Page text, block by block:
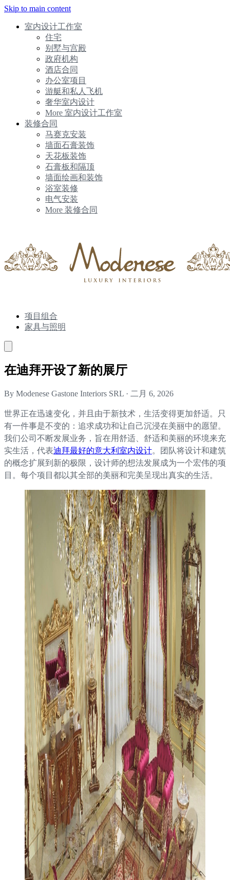
Skip to main content
室内设计工作室
住宅
别墅与宫殿
政府机构
酒店合同
办公室项目
游艇和私人飞机
奢华室内设计
More 室内设计工作室
装修合同
马赛克安装
墙面石膏装饰
天花板装饰
石膏板和隔顶
墙面绘画和装饰
浴室装修
电气安装
More 装修合同
项目组合
家具与照明
在迪拜开设了新的展厅
By Modenese Gastone Interiors SRL · 二月 6, 2026
世界正在迅速变化，并且由于新技术，生活变得更加舒适。只
有一件事是不变的：追求成功和让自己沉浸在美丽中的愿望。
我们公司不断发展业务，旨在用舒适、舒适和美丽的环境来充
实生活，代表迪拜最好的意大利室内设计。团队将设计和建筑
的概念扩展到新的极限，设计师的想法发展成为一个宏伟的项
目。每个项目都以其全部的美丽和完美呈现出真实的生活。